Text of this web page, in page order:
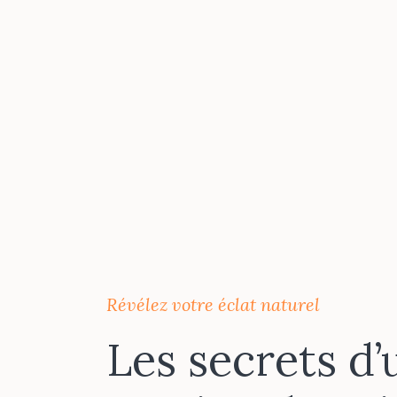
Révélez votre éclat naturel
Les secrets